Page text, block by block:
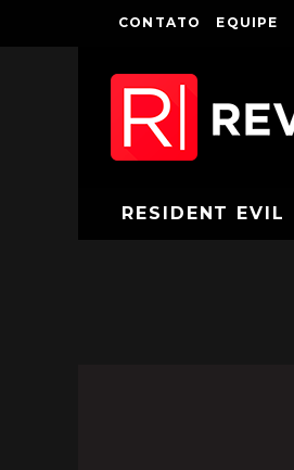
CONTATO EQUIPE
RESIDENT EVIL